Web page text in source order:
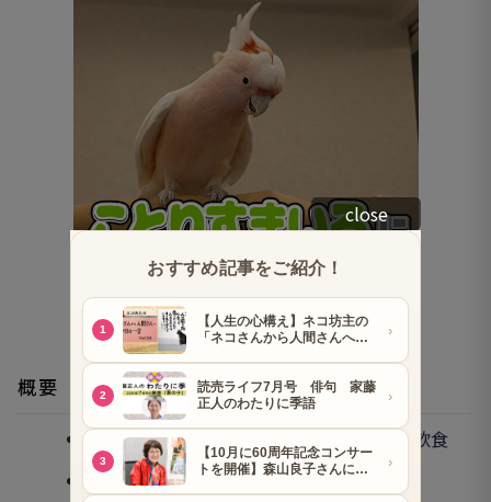
概要
11:00～19:00（ふれあい体験L.O.18: 45、飲食
L.O. 18: 30）
不定休。予約可
close